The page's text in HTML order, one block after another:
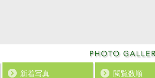
新着写真 閲覧数順